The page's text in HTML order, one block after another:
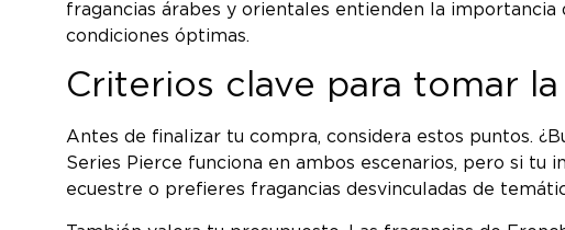
fragancias árabes y orientales entienden la
condiciones óptimas.
Criterios clave para tomar
Antes de finalizar tu compra, considera estos puntos.
Series Pierce funciona en ambos escenarios, pero si tu
ecuestre o prefieres fragancias desvinculadas de